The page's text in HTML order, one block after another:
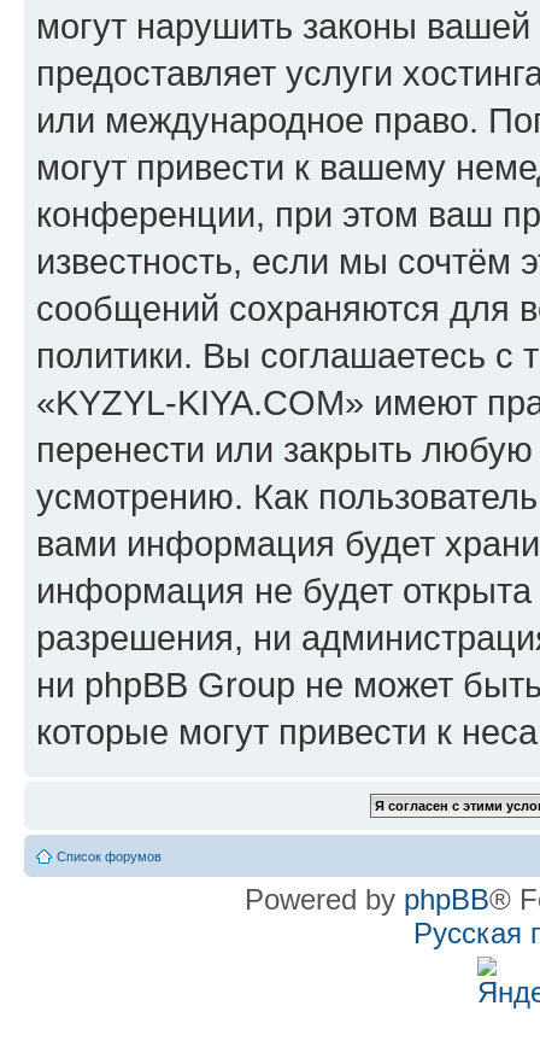
могут нарушить законы
предоставляет услуги
или международное право.
могут привести к вашему
конференции, при этом ваш
известность, если мы сочтём
сообщений сохраняются для
политики. Вы соглашаетесь
«KYZYL-KIYA.COM» имеют
перенести или закрыть
усмотрению. Как
вами информация будет
информация не будет
разрешения, ни
ни phpBB Group не может
которые могут привести к
Список форумов
Powered by phpBB®
Русская